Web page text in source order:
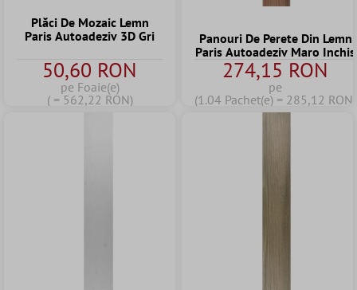
Plăci De Mozaic Lemn
Paris Autoadeziv 3D Gri
50,60 RON
pe Foaie(e)
( = 562,22 RON)
Panouri De Perete Din Lemn
Paris Autoadeziv Maro Inchis
274,15 RON
pe
(1.04 Pachet(e) = 285,12 RON)